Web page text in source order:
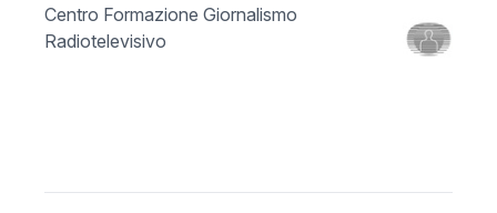
Centro Formazione Giornalismo
Radiotelevisivo